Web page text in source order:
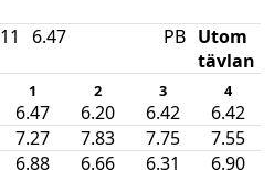
11 6.47 PB Utom
tävlan
1 2 3 4
6.47 6.20 6.42
6.42
7.27 7.83 7.75
7.55
6.88 6.66 6.31
6.90